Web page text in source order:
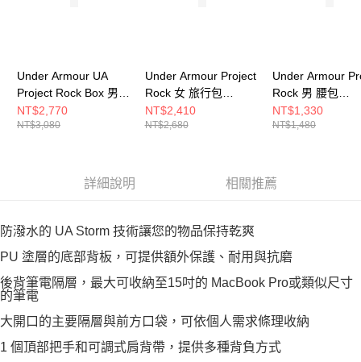
Under Armour UA
Project Rock Box 男女
雙用旅行包 1378417-
002
NT$2,770
NT$3,080
Under Armour Project
Rock 女 旅行包
1376458-001
NT$2,410
NT$2,680
Under Armour
Rock 男 腰包
1376457-003
NT$1,330
NT$1,480
詳細說明 相關推薦
防潑水的 UA Storm 技術讓您的物品保持乾爽
PU 塗層的底部背板，可提供額外保護、耐用與抗磨
後背筆電隔層，最大可收納至15吋的 MacBook Pro或類似尺寸
的筆電
大開口的主要隔層與前方口袋，可依個人需求條理收納
1 個頂部把手和可調式肩背帶，提供多種背負方式